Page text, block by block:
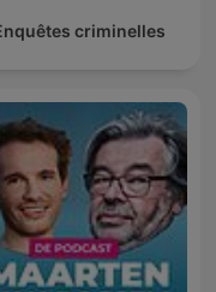
criminelles